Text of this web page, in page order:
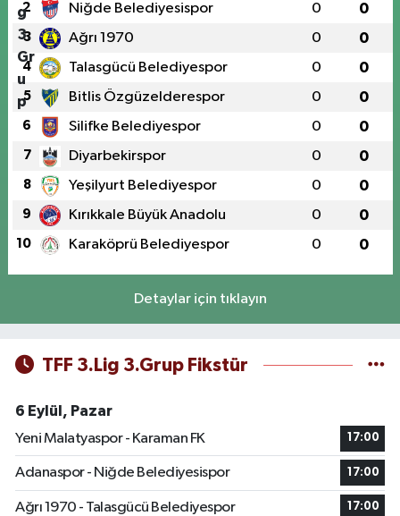
2 Niğde Belediyesispor 0 0
3 Ağrı 1970 0 0
4 Talasgücü Belediyespor 0 0
5 Bitlis Özgüzelderespor 0 0
6 Silifke Belediyespor 0 0
7 Diyarbekirspor 0 0
8 Yeşilyurt Belediyespor 0 0
9 Kırıkkale Büyük Anadolu 0 0
10 Karaköprü Belediyespor 0 0
Detaylar için tıklayın
TFF 3.Lig 3.Grup Fikstür
6 Eylül, Pazar
Yeni Malatyaspor - Karaman FK
17:00
Adanaspor - Niğde Belediyesispor 17:00
Ağrı 1970 - Talasgücü Belediyespor 17:00